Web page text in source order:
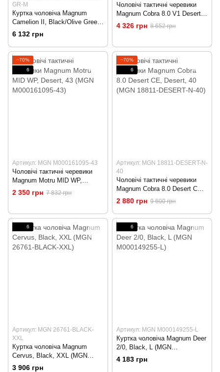
GR-M
Куртка чоловіча Magnum
Camelion II, Black/Olive Green,
M (MGN 26749-BLK/OLIVE
6 132 грн
Чоловічі тактичні черевики
Magnum Cobra 8.0 V1 Desert,
Dessert Tan, 47 (MGN
M000170090-47)
4 326 грн 8 652 грн
−70%
6
Артикул: MGN M000161095-43
Чоловічі тактичні черевики
Magnum Motru MID WP,
Desert, 43 (MGN M000161095-
2 350 грн 7 832 грн
−70%
6
Артикул: MGN 18811-DESERT-N-
40
Чоловічі тактичні черевики
Magnum Cobra 8.0 Desert CE,
Desert, 40 (MGN 18811-
DESERT-N-40)
2 880 грн 9 600 грн
6
Артикул: MGN 26761-BLACK-
XXL
Куртка чоловіча Magnum
Cervus, Black, XXL (MGN
26761-BLACK-XXL)
3 906 грн
6
Артикул: MGN M000149255-L
Куртка чоловіча Magnum Deer
2/0, Black, L (MGN
M000149255-L)
4 183 грн